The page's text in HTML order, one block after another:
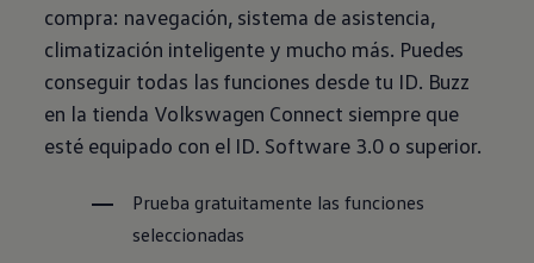
compra: navegación, sistema de asistencia,
climatización inteligente y mucho más. Puedes
conseguir todas las funciones desde tu ID. Buzz
en la tienda Volkswagen Connect siempre que
esté equipado con el ID. Software 3.0 o superior.
Prueba gratuitamente las funciones
seleccionadas